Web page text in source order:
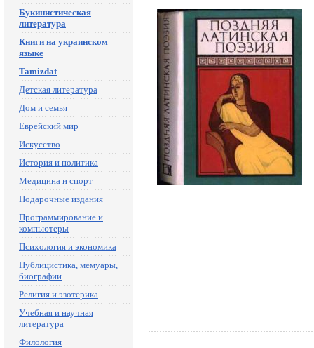
Букинистическая
литература
Книги на украинском
языке
Tamizdat
Детская литература
Дом и семья
Еврейский мир
Искусство
История и политика
Медицина и спорт
Подарочные издания
Программирование и
компьютеры
Психология и экономика
Публицистика, мемуары,
биографии
Религия и эзотерика
Учебная и научная
литература
Филология